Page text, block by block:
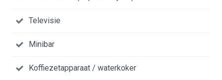
Televisie
Minibar
Koffiezetapparaat / waterkoker